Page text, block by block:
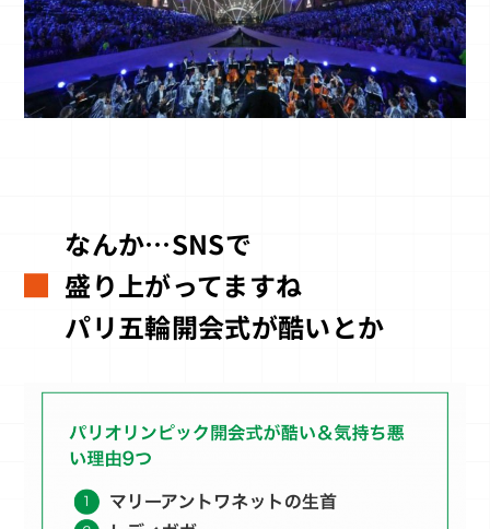
なんか…SNSで
盛り上がってますね
パリ五輪開会式が酷いとか